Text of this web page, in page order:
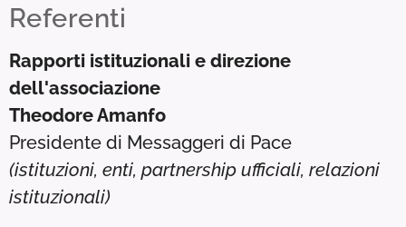
Referenti
Rapporti istituzionali e direzione
dell'associazione
Theodore Amanfo
Presidente di Messaggeri di Pace
(istituzioni, enti, partnership ufficiali, relazioni
istituzionali)